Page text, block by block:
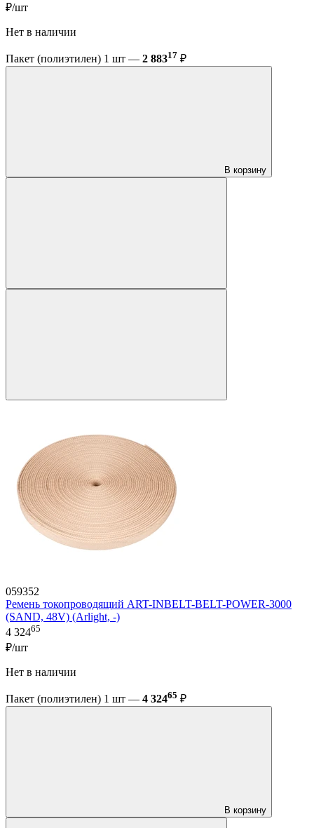
₽/шт
Нет в наличии
Пакет (полиэтилен) 1 шт — 2 88317 ₽
В корзину
059352
Ремень токопроводящий ART-INBELT-BELT-POWER-3000
(SAND, 48V) (Arlight, -)
4 32465
₽/шт
Нет в наличии
Пакет (полиэтилен) 1 шт — 4 32465 ₽
В корзину